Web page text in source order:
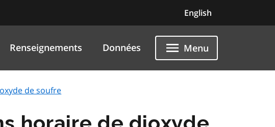
English
Renseignements Données Menu
de soufre